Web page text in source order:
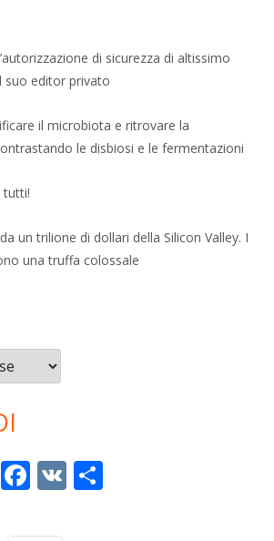
di sicurezza di altissimo
suo editor privato
il microbiota e ritrovare la
le disbiosi e le fermentazioni
tutti!
un trilione di dollari della Silicon Valley. I
una truffa colossale
X F V